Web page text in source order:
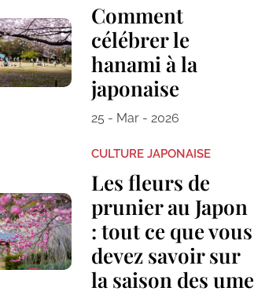
Comment
célébrer le
hanami à la
japonaise
25 - Mar - 2026
CULTURE JAPONAISE
Les fleurs de
prunier au Japon
: tout ce que vous
devez savoir sur
la saison des ume